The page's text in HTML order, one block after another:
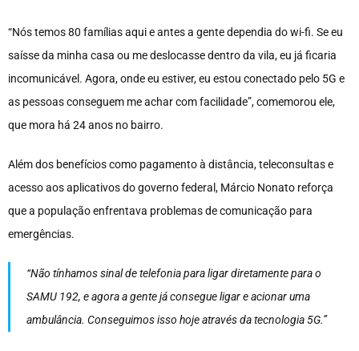
“Nós temos 80 famílias aqui e antes a gente dependia do wi-fi. Se eu
saísse da minha casa ou me deslocasse dentro da vila, eu já ficaria
incomunicável. Agora, onde eu estiver, eu estou conectado pelo 5G e
as pessoas conseguem me achar com facilidade”, comemorou ele,
que mora há 24 anos no bairro.
Além dos benefícios como pagamento à distância, teleconsultas e
acesso aos aplicativos do governo federal, Márcio Nonato reforça
que a população enfrentava problemas de comunicação para
emergências.
“Não tínhamos sinal de telefonia para ligar diretamente para o
SAMU 192, e agora a gente já consegue ligar e acionar uma
ambulância. Conseguimos isso hoje através da tecnologia 5G.”